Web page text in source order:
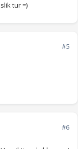
tur =)
#5
#6